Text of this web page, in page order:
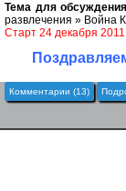
Тема для
развлечения » Война
Старт 24 декабря
Комментарии (13)